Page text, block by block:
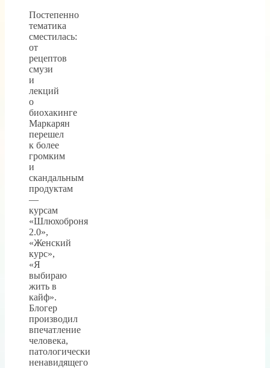
Постепенно
тематика
сместилась:
от
рецептов
смузи
и
лекций
о
биохакинге
Маркарян
перешел
к более
громким
и
скандальным
продуктам
—
курсам
«Шлюхоброня
2.0»,
«Женский
курс»,
«Я
выбираю
жить в
кайф».
Блогер
производил
впечатление
человека,
патологически
ненавидящего